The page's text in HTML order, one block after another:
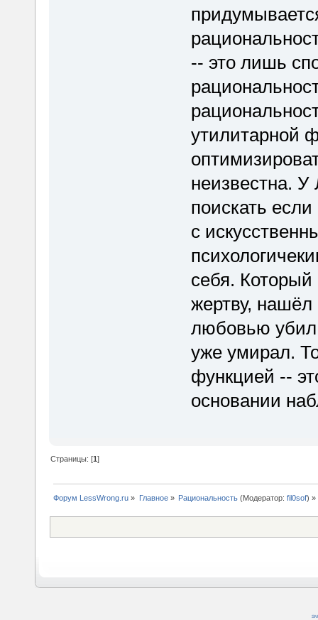
-- это лишь
утилитарной
неизвестна. У
поискать
с
себя.
жертву, нашёл
любовью
уже умирал.
функцией --
основании
Страницы: [1]
Форум LessWrong.ru » Главное» Рациональность(Модератор: fil0sof) »